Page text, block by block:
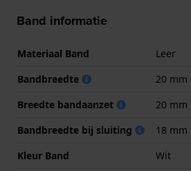
Band informatie
Materiaal Band
Leer
Bandbreedte
20 mm
Breedte bandaanzet
20 mm
Bandbreedte bij sluiting
18 mm
Kleur Band
Wit